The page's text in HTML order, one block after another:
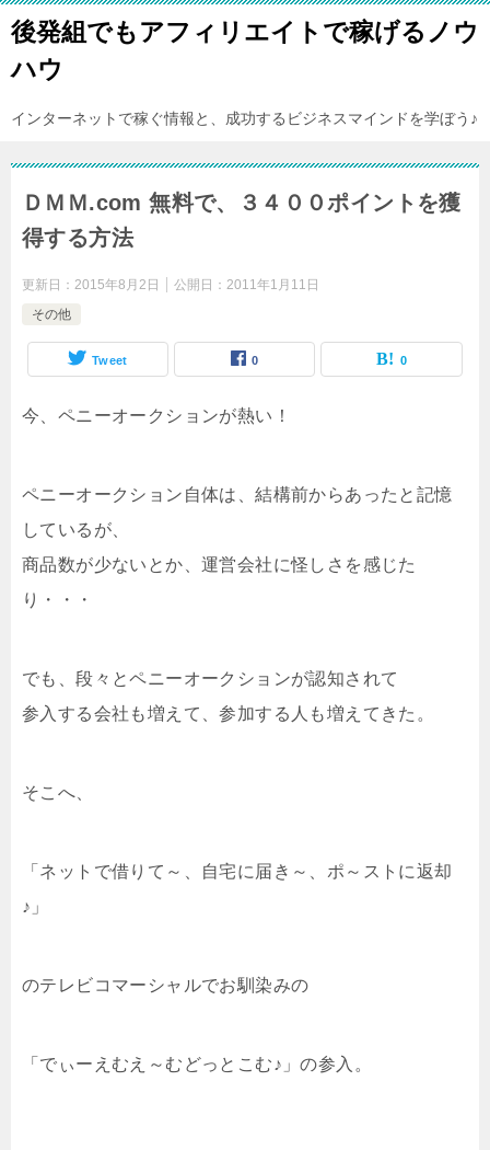
後発組でもアフィリエイトで稼げるノウ
ハウ
インターネットで稼ぐ情報と、成功するビジネスマインドを学ぼう♪
ＤＭＭ.com 無料で、３４００ポイントを獲
得する方法
更新日： 2015年8月2日 公開日： 2011年1月11日
その他
Tweet 0 0
今、ペニーオークションが熱い！
ペニーオークション自体は、結構前からあったと記憶
しているが、
商品数が少ないとか、運営会社に怪しさを感じた
り・・・
でも、段々とペニーオークションが認知されて
参入する会社も増えて、参加する人も増えてきた。
そこへ、
「ネットで借りて～、自宅に届き～、ポ～ストに返却
♪」
のテレビコマーシャルでお馴染みの
「でぃーえむえ～むどっとこむ♪」の参入。